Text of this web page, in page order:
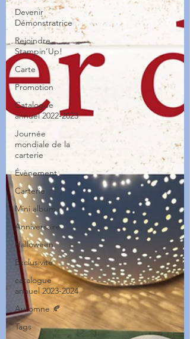
Devenir
Démonstratrice
Rejoindre
Stampin’Up!
Carte
Promotion
Catalogue
annuel 2022-2023
Journée
mondiale de la
carterie
Évènement
Carterie
Mini album
Anniversaire
Halloween
Exclusivité
catalogue
annuel 2023-2024
Automne 🍂
Tags